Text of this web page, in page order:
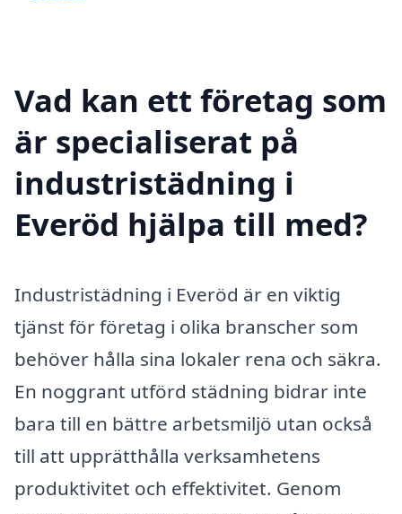
Vad kan ett företag som
är specialiserat på
industristädning i
Everöd hjälpa till med?
Industristädning i Everöd är en viktig
tjänst för företag i olika branscher som
behöver hålla sina lokaler rena och säkra.
En noggrant utförd städning bidrar inte
bara till en bättre arbetsmiljö utan också
till att upprätthålla verksamhetens
produktivitet och effektivitet. Genom